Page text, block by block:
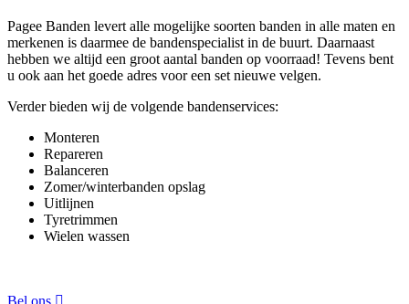
Pagee Banden levert alle mogelijke soorten banden in alle maten en
merkenen is daarmee de bandenspecialist in de buurt. Daarnaast
hebben we altijd een groot aantal banden op voorraad! Tevens bent
u ook aan het goede adres voor een set nieuwe velgen.
Verder bieden wij de volgende bandenservices:
Monteren
Repareren
Balanceren
Zomer/winterbanden opslag
Uitlijnen
Tyretrimmen
Wielen wassen
Bel ons